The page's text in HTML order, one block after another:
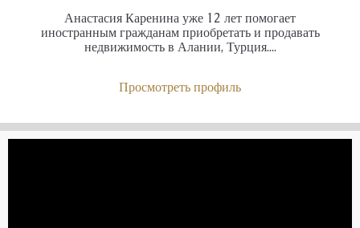
Анастасия Каренина уже 12 лет помогает
иностранным гражданам приобретать и продавать
недвижимость в Алании, Турция....
Просмотреть профиль